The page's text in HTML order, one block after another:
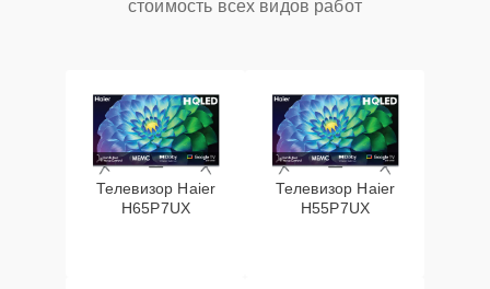
стоимость всех видов работ
Телевизор Haier
H65P7UX
Телевизор Haier
H55P7UX